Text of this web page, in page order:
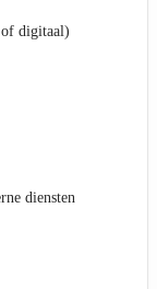
of digitaal)
diensten